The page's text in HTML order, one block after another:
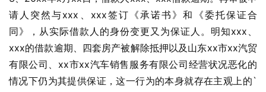
请人突然与xxx、xxx签订《承诺书》和《委托保证合
同》，从实际借款人的身份变更又为保证人。明知xxx、
xxx的借款逾期、四套房产被解除抵押以及山东xx市xx汽贸
有限公司、xx市xx汽车销售服务有限公司经营状况恶化的
情况下仍为其提供保证，这一行为的本身就存在主观上的`